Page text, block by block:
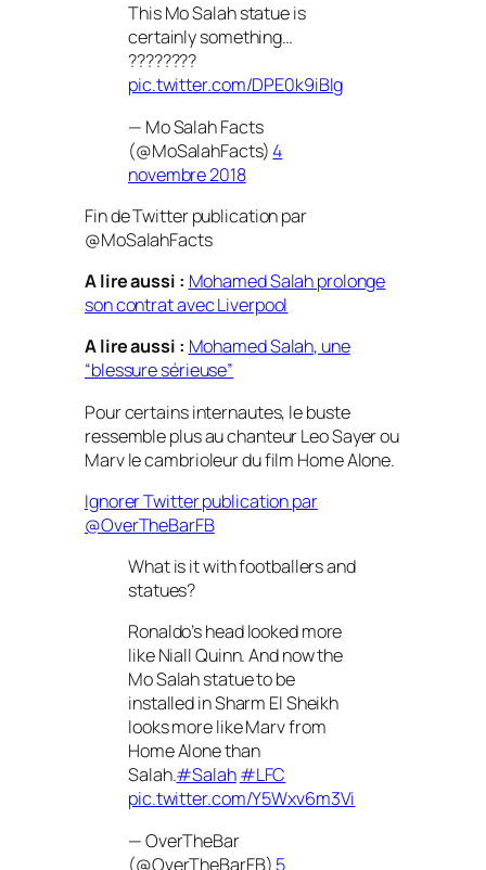
This Mo Salah statue is
certainly something…
????????
pic.twitter.com/DPE0k9iBlg
— Mo Salah Facts
(@MoSalahFacts)4
novembre 2018
Fin de Twitter publication par
@MoSalahFacts
A lire aussi : Mohamed Salah prolonge
son contrat avec Liverpool
A lire aussi : Mohamed Salah, une
“blessure sérieuse”
Pour certains internautes, le buste
ressemble plus au chanteur Leo Sayer ou
Marv le cambrioleur du film Home Alone.
Ignorer Twitter publication par
@OverTheBarFB
What is it with footballers and
statues?
Ronaldo’s head looked more
like Niall Quinn. And now the
Mo Salah statue to be
installed in Sharm El Sheikh
looks more like Marv from
Home Alone than
Salah.#Salah#LFC
pic.twitter.com/Y5Wxv6m3Vi
— OverTheBar
(@OverTheBarFB) 5